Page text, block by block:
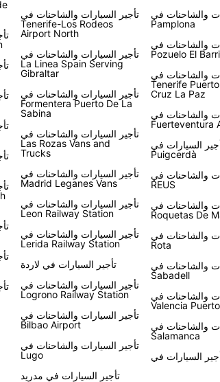
تأجير السيارات والشاحنات في
Tenerife-Los Rodeos
Airport North
تأجير السيارات والشاحنات في
La Linea Spain Serving
Gibraltar
تأجير السيارات والشاحنات في
Formentera Puerto De La
Sabina
تأجير السيارات والشاحنات في
Las Rozas Vans and
Trucks
تأجير السيارات والشاحنات في
Madrid Leganes Vans
تأجير السيارات والشاحنات في
Leon Railway Station
تأجير السيارات والشاحنات في
Lerida Railway Station
تأجير السيارات في لاردة
تأجير السيارات والشاحنات في
Logrono Railway Station
تأجير السيارات والشاحنات في
Bilbao Airport
تأجير السيارات والشاحنات في
Lugo
تأجير السيارات في مدريد
والشاحنات في
Pamplona
والشاحنات في
Pozuelo El
والشاحنات في
Tenerife
Cruz La Paz
والشاحنات في
Fuerteventura
السيارات في
Puigcerdà
والشاحنات في
REUS
والشاحنات في
Roquetas De
والشاحنات في
Rota
والشاحنات في
Sabadell
والشاحنات في
Valencia
والشاحنات في
Salamanca